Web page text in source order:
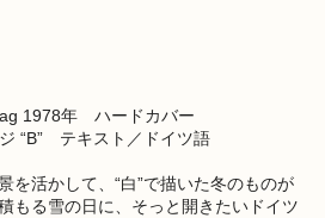
1978年 ハードカバー
“B” テキスト／ドイツ語
を活かして、“白”で描いた冬のものが
もる雪の日に、そっと開きたいドイツ